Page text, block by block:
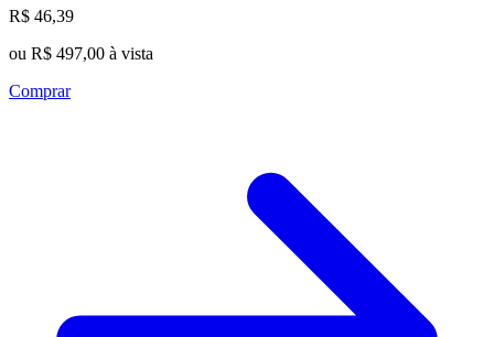
R$ 46,39
ou R$ 497,00 à vista
Comprar